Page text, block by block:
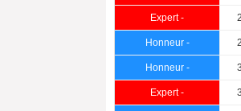
Expert -
Honneur -
Honneur -
Expert -